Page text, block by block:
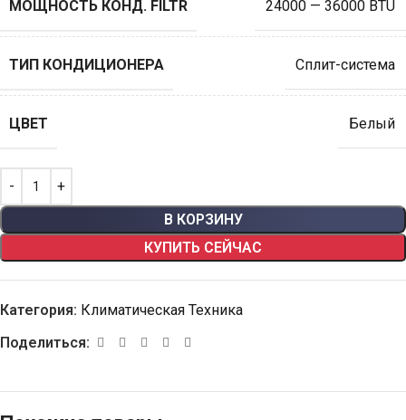
МОЩНОСТЬ КОНД. FILTR 24000 — 36000 BTU
ТИП КОНДИЦИОНЕРА Сплит-система
ЦВЕТ Белый
В КОРЗИНУ
КУПИТЬ СЕЙЧАС
Категория: Климатическая Техника
Поделиться: